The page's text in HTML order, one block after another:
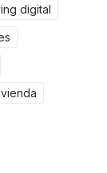
digital